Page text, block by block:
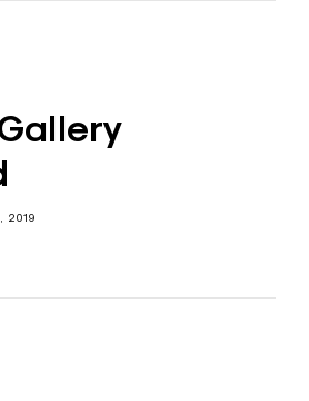
2019